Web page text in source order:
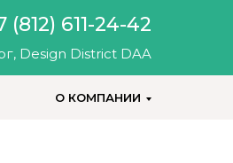
(812) 611-24-42
Design District DAA
О КОМПАНИИ